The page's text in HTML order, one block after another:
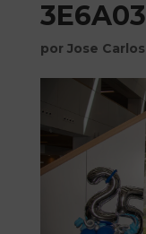
por Jose